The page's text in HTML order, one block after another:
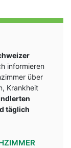
informieren
über
Krankheit
täglich